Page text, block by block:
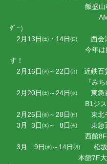
飯盛山串鶴 営業
AM11:00～PM9
ﾀﾞｰ）
2月13日㈯・14日㈰ 西会津
今年は飲食ブース
す！
2月16日㈫～22日㈪ 近鉄百
『みちのくいい
2月20日㈯～24日㈬ 東急百
B1ジスウィ
2月26日㈮～28日㈰ 東北モ
3月 3日㈭～ 8日㈫ 東急百
西館8F催事場『
3月 9日㈬～14日㈪ 松坂屋
本館7F大催事場『